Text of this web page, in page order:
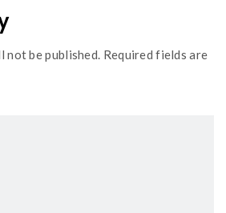
not be published. Required fields are